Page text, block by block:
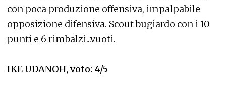
con poca produzione offensiva, impalpabile
opposizione difensiva. Scout bugiardo con i 10
punti e 6 rimbalzi...vuoti.
IKE UDANOH, voto: 4/5